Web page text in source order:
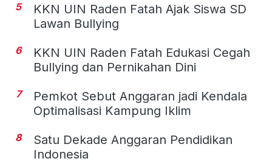
5
KKN UIN Raden Fatah Ajak Siswa SD
Lawan Bullying
6
KKN UIN Raden Fatah Edukasi Cegah
Bullying dan Pernikahan Dini
7
Pemkot Sebut Anggaran jadi Kendala
Optimalisasi Kampung Iklim
8
Satu Dekade Anggaran Pendidikan
Indonesia